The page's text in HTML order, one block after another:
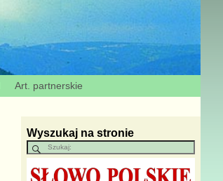
Art. partnerskie
Wyszukaj na stronie